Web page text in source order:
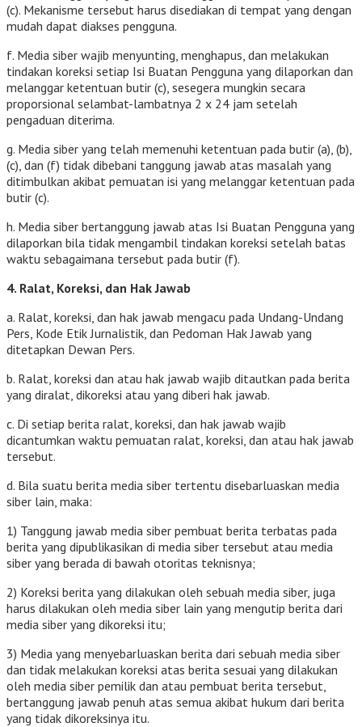
(c). Mekanisme tersebut harus disediakan di tempat yang dengan
mudah dapat diakses pengguna.
f. Media siber wajib menyunting, menghapus, dan melakukan
tindakan koreksi setiap Isi Buatan Pengguna yang dilaporkan dan
melanggar ketentuan butir (c), sesegera mungkin secara
proporsional selambat-lambatnya 2 x 24 jam setelah
pengaduan diterima.
g. Media siber yang telah memenuhi ketentuan pada butir (a), (b),
(c), dan (f) tidak dibebani tanggung jawab atas masalah yang
ditimbulkan akibat pemuatan isi yang melanggar ketentuan pada
butir (c).
h. Media siber bertanggung jawab atas Isi Buatan Pengguna yang
dilaporkan bila tidak mengambil tindakan koreksi setelah batas
waktu sebagaimana tersebut pada butir (f).
4. Ralat, Koreksi, dan Hak Jawab
a. Ralat, koreksi, dan hak jawab mengacu pada Undang-Undang
Pers, Kode Etik Jurnalistik, dan Pedoman Hak Jawab yang
ditetapkan Dewan Pers.
b. Ralat, koreksi dan atau hak jawab wajib ditautkan pada berita
yang diralat, dikoreksi atau yang diberi hak jawab.
c. Di setiap berita ralat, koreksi, dan hak jawab wajib
dicantumkan waktu pemuatan ralat, koreksi, dan atau hak jawab
tersebut.
d. Bila suatu berita media siber tertentu disebarluaskan media
siber lain, maka:
1) Tanggung jawab media siber pembuat berita terbatas pada
berita yang dipublikasikan di media siber tersebut atau media
siber yang berada di bawah otoritas teknisnya;
2) Koreksi berita yang dilakukan oleh sebuah media siber, juga
harus dilakukan oleh media siber lain yang mengutip berita dari
media siber yang dikoreksi itu;
3) Media yang menyebarluaskan berita dari sebuah media siber
dan tidak melakukan koreksi atas berita sesuai yang dilakukan
oleh media siber pemilik dan atau pembuat berita tersebut,
bertanggung jawab penuh atas semua akibat hukum dari berita
yang tidak dikoreksinya itu.